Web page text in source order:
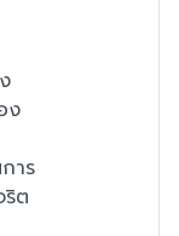
ง
าร
ริต